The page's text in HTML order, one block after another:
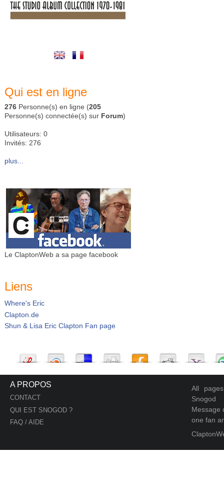
Qui est en ligne
276 Personne(s) en ligne (205
Personne(s) connectée(s) sur Forum)
Utilisateurs: 0
Invités: 276
plus...
Le ClaptonWeb a sa page facebook
Liens
Where's Eric
Clapton.de
Shun & Lisa Eric Clapton Fan page
A PROPOS
CONTACT
QUI EST SNOGOD ?
FAQ / AIDE
All
Snogod
Message
one fan